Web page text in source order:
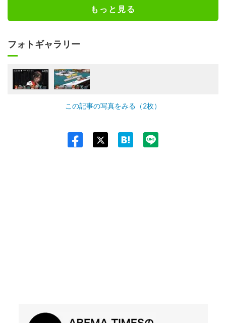
もっと見る
フォトギャラリー
この記事の写真をみる（2枚）